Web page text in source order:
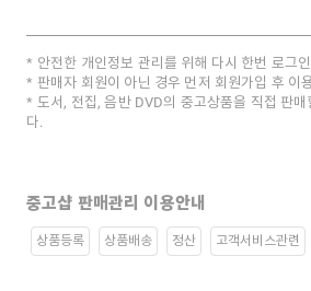
안전한 개인정보 관리를 위해 다시 한번 로그
판매자 회원이 아닌 경우 먼저 회원가입 후 이
도서, 전집, 음반 DVD의 중고상품을 직접 판매
다.
중고샵 판매관리 이용안내
상품등록 상품배송 정산 고객서비스관련